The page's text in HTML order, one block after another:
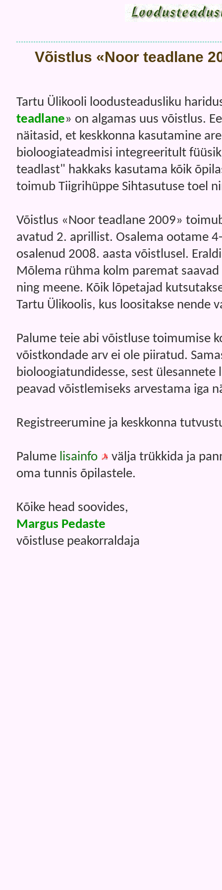
Võistlus «Noor teadlane
Tartu Ülikooli loodusteadusliku
teadlane» on algamas uus võistlus.
näitasid, et keskkonna kasutamine
bioloogiateadmisi integreeritult
teadlast" hakkaks kasutama kõik
toimub Tiigrihüppe Sihtasutuse toel
Võistlus «Noor teadlane 2009»
avatud 2. aprillist. Osalema ootame
osalenud 2008. aasta võistlusel.
Mõlema rühma kolm paremat
ning meene. Kõik lõpetajad
Tartu Ülikoolis, kus loositakse nende
Palume teie abi võistluse toimumise
võistkondade arv ei ole piiratud.
bioloogiatundidesse, sest ülesannete
peavad võistlemiseks arvestama iga
Registreerumine ja keskkonna
Palume lisainfo
välja trükkida ja
oma tunnis õpilastele.
Kõike head soovides,
Margus Pedaste
võistluse peakorraldaja